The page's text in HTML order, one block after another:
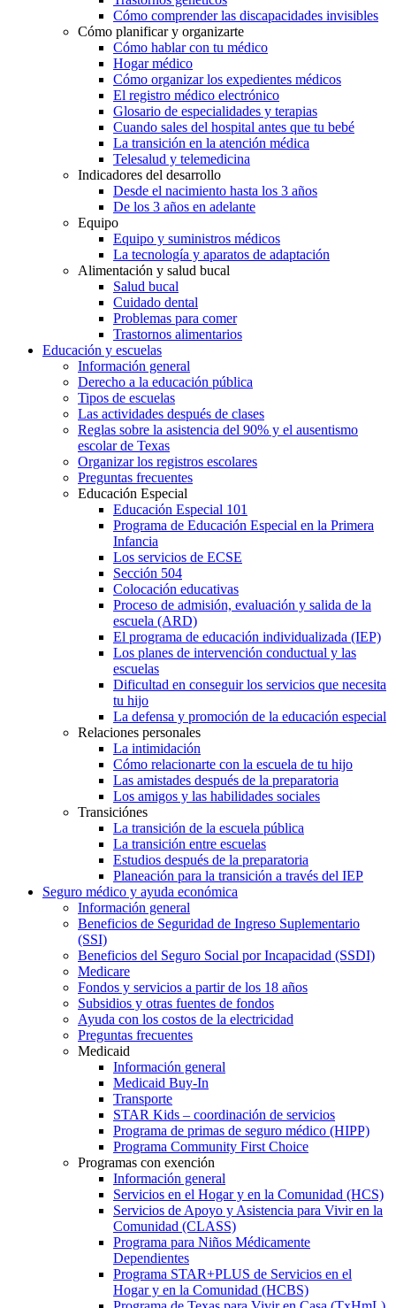
Cómo comprender las discapacidades invisibles
Cómo planificar y organizarte
Cómo hablar con tu médico
Hogar médico
Cómo organizar los expedientes médicos
El registro médico electrónico
Glosario de especialidades y terapias
Cuando sales del hospital antes que tu bebé
La transición en la atención médica
Telesalud y telemedicina
Indicadores del desarrollo
Desde el nacimiento hasta los 3 años
De los 3 años en adelante
Equipo
Equipo y suministros médicos
La tecnología y aparatos de adaptación
Alimentación y salud bucal
Salud bucal
Cuidado dental
Problemas para comer
Trastornos alimentarios
Educación y escuelas
Información general
Derecho a la educación pública
Tipos de escuelas
Las actividades después de clases
Reglas sobre la asistencia del 90% y el ausentismo
escolar de Texas
Organizar los registros escolares
Preguntas frecuentes
Educación Especial
Educación Especial 101
Programa de Educación Especial en la Primera
Infancia
Los servicios de ECSE
Sección 504
Colocación educativas
Proceso de admisión, evaluación y salida de la
escuela (ARD)
El programa de educación individualizada (IEP)
Los planes de intervención conductual y las
escuelas
Dificultad en conseguir los servicios que necesita
tu hijo
La defensa y promoción de la educación especial
Relaciones personales
La intimidación
Cómo relacionarte con la escuela de tu hijo
Las amistades después de la preparatoria
Los amigos y las habilidades sociales
Transiciónes
La transición de la escuela pública
La transición entre escuelas
Estudios después de la preparatoria
Planeación para la transición a través del IEP
Seguro médico y ayuda económica
Información general
Beneficios de Seguridad de Ingreso Suplementario
(SSI)
Beneficios del Seguro Social por Incapacidad (SSDI)
Medicare
Fondos y servicios a partir de los 18 años
Subsidios y otras fuentes de fondos
Ayuda con los costos de la electricidad
Preguntas frecuentes
Medicaid
Información general
Medicaid Buy-In
Transporte
STAR Kids – coordinación de servicios
Programa de primas de seguro médico (HIPP)
Programa Community First Choice
Programas con exención
Información general
Servicios en el Hogar y en la Comunidad (HCS)
Servicios de Apoyo y Asistencia para Vivir en la
Comunidad (CLASS)
Programa para Niños Médicamente
Dependientes
Programa STAR+PLUS de Servicios en el
Hogar y en la Comunidad (HCBS)